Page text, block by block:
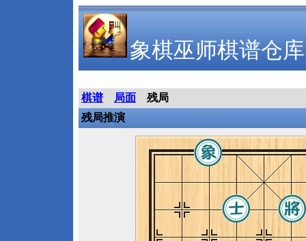
象棋巫师棋谱仓库
棋谱 局面
残局
残局推演